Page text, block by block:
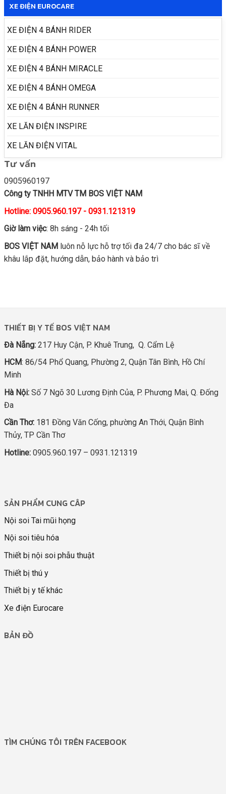
XE ĐIỆN EUROCARE
XE ĐIỆN 4 BÁNH RIDER
XE ĐIỆN 4 BÁNH POWER
XE ĐIỆN 4 BÁNH MIRACLE
XE ĐIỆN 4 BÁNH OMEGA
XE ĐIỆN 4 BÁNH RUNNER
XE LĂN ĐIỆN INSPIRE
XE LĂN ĐIỆN VITAL
Tư vấn
0905960197
Công ty TNHH MTV TM BOS VIỆT NAM
Hotline: 0905.960.197 - 0931.121319
Giờ làm việc: 8h sáng - 24h tối
BOS VIỆT NAM luôn nỗ lực hỗ trợ tối đa 24/7 cho bác sĩ về
khâu lắp đặt, hướng dẫn, bảo hành và bảo trì
THIẾT BỊ Y TẾ BOS VIỆT NAM
Đà Nẵng: 217 Huy Cận, P. Khuê Trung, Q. Cẩm Lệ
HCM: 86/54 Phổ Quang, Phường 2, Quận Tân Bình, Hồ Chí
Minh
Hà Nội: Số 7 Ngõ 30 Lương Định Của, P. Phương Mai, Q. Đống
Đa
Cần Thơ: 181 Đồng Văn Cống, phường An Thới, Quận Bình
Thủy, TP Cần Thơ
Hotline: 0905.960.197 – 0931.121319
SẢN PHẨM CUNG CÂP
Nội soi Tai mũi họng
Nội soi tiêu hóa
Thiết bị nội soi phẫu thuật
Thiết bị thú y
Thiết bị y tế khác
Xe điện Eurocare
BẢN ĐỒ
TÌM CHÚNG TÔI TRÊN FACEBOOK